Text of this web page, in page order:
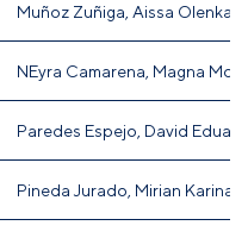
Muñoz Zuñiga, Aissa Olenka
NEyra Camarena, Magna
Paredes Espejo, David
Pineda Jurado, Mirian Karina